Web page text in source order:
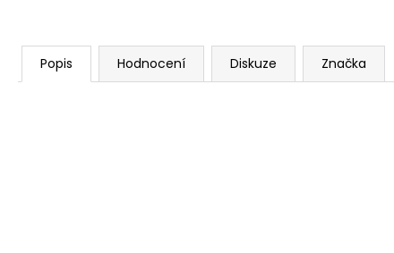
Popis Hodnocení Diskuze Značka